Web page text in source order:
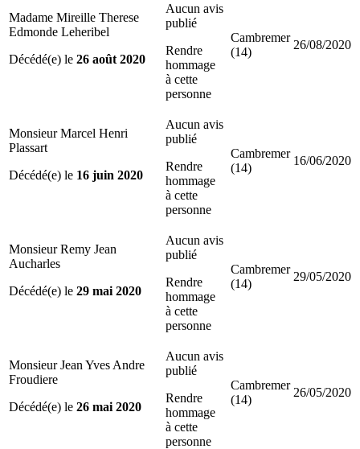
Madame Mireille Therese
Edmonde Leheribel
Décédé(e) le 26 août 2020
Aucun avis
publié
Rendre
hommage
à cette
personne
Cambremer
(14)
26/08/2020
Monsieur Marcel Henri
Plassart
Décédé(e) le 16 juin 2020
Aucun avis
publié
Rendre
hommage
à cette
personne
Cambremer
(14)
16/06/2020
Monsieur Remy Jean
Aucharles
Décédé(e) le 29 mai 2020
Aucun avis
publié
Rendre
hommage
à cette
personne
Cambremer
(14)
29/05/2020
Monsieur Jean Yves Andre
Froudiere
Décédé(e) le 26 mai 2020
Aucun avis
publié
Rendre
hommage
à cette
personne
Cambremer
(14)
26/05/2020